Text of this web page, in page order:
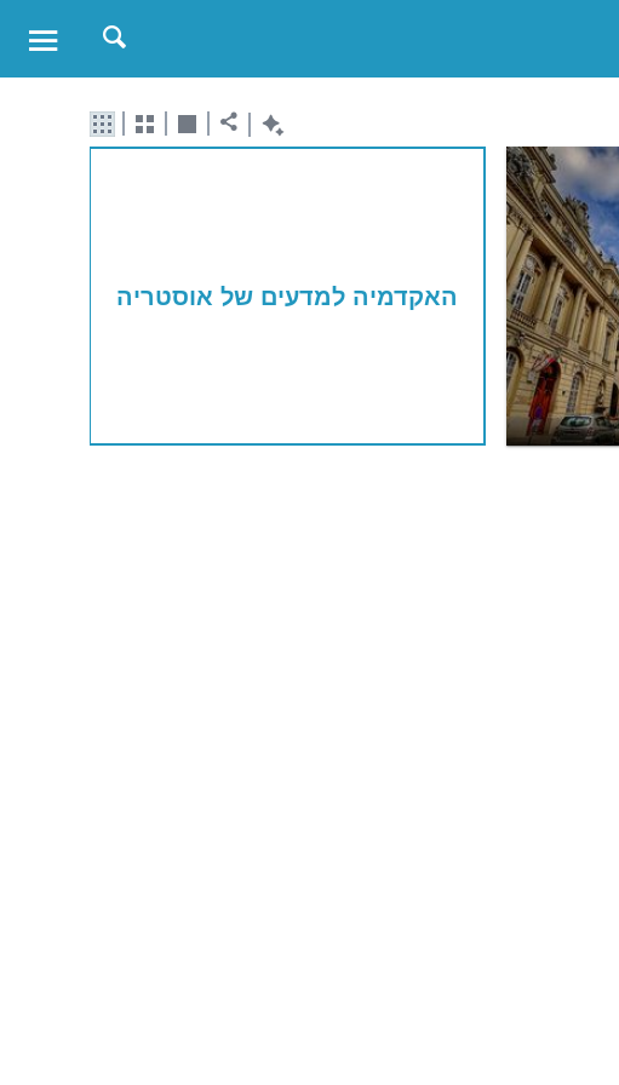
האקדמיה למדעים של אוסטריה